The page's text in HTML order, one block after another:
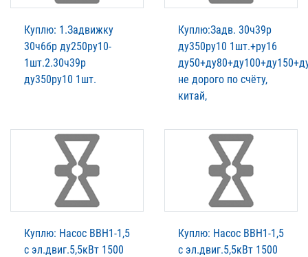
Куплю: 1.Задвижку
30ч6бр ду250ру10-
1шт.2.30ч39р
ду350ру10 1шт.
Куплю:Задв. 30ч39р
ду350ру10 1шт.+ру16
не дорого по счёту,
китай,
Куплю: Насос ВВН1-1,5
с эл.двиг.5,5кВт 1500
Куплю: Насос ВВН1-1,5
с эл.двиг.5,5кВт 1500